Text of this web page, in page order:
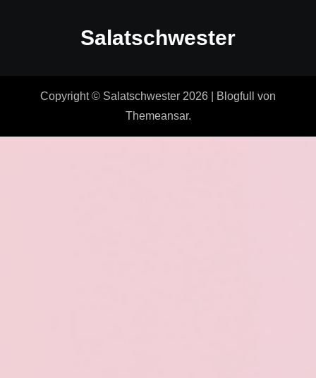
Salatschwester
Copyright © Salatschwester 2026 Blogfull
von
Themeansar.